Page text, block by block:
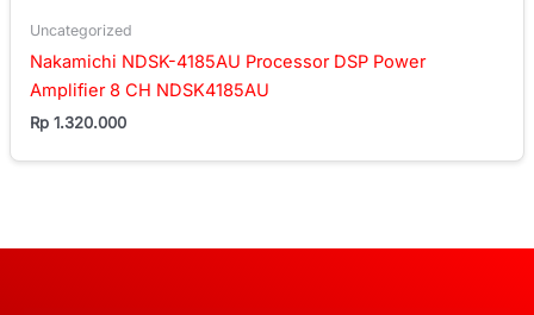
Uncategorized
Nakamichi NDSK-4185AU Processor DSP Power
Amplifier 8 CH NDSK4185AU
Rp 1.320.000